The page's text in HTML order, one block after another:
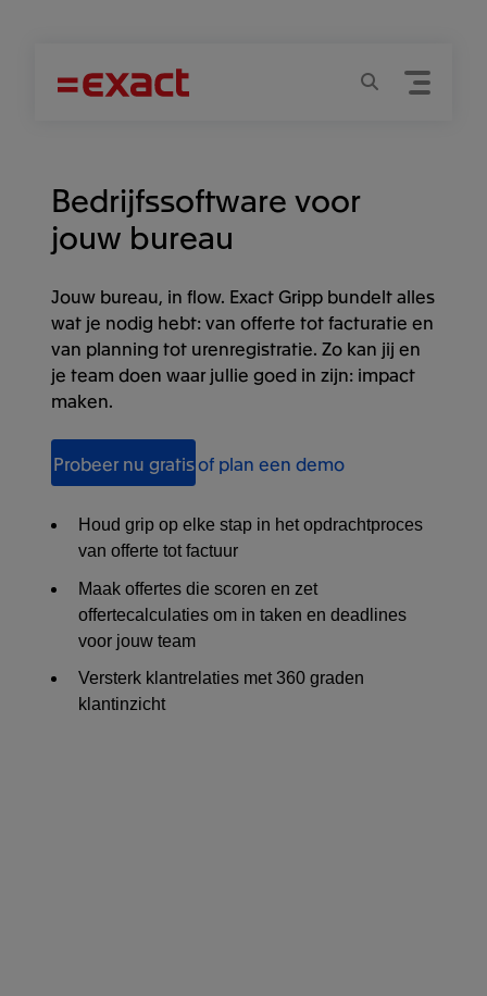
Menu
Zoeken
Bedrijfssoftware voor
jouw bureau
Jouw bureau, in flow. Exact Gripp bundelt alles
wat je nodig hebt: van offerte tot facturatie en
van planning tot urenregistratie. Zo kan jij en
je team doen waar jullie goed in zijn: impact
maken.
Probeer nu gratisof plan een demo
Houd grip op elke stap in het opdrachtproces
van offerte tot factuur
Maak offertes die scoren en zet
offertecalculaties om in taken en deadlines
voor jouw team
Versterk klantrelaties met 360 graden
klantinzicht